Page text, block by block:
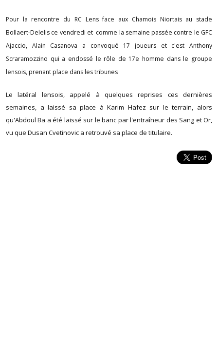
Pour la rencontre du RC Lens face aux Chamois Niortais au stade
Bollaert-Delelis ce vendredi et comme la semaine passée contre le GFC
Ajaccio, Alain Casanova a convoqué 17 joueurs et c'est Anthony
Scraramozzino qui a endossé le rôle de 17e homme dans le groupe
lensois, prenant place dans les tribunes
Le latéral lensois, appelé à quelques reprises ces dernières
semaines, a laissé sa place à Karim Hafez sur le terrain, alors
qu'Abdoul Ba a été laissé sur le banc par l'entraîneur des Sang et Or,
vu que Dusan Cvetinovic a retrouvé sa place de titulaire.